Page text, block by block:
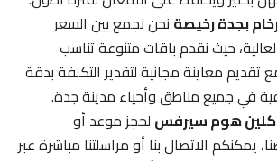
بجدة رخيصةنحن نجمع بين السعر
حيث نقدم باقات متنوعة تناسب
معاينة مجانية لتقدير التكلفة بدقة
في جميع مناطق وأحياء مدينة جدة.
هوم سيرفسلحجز موعد أو
الاتصال بنا أو مراسلتنا مباشرة عبر